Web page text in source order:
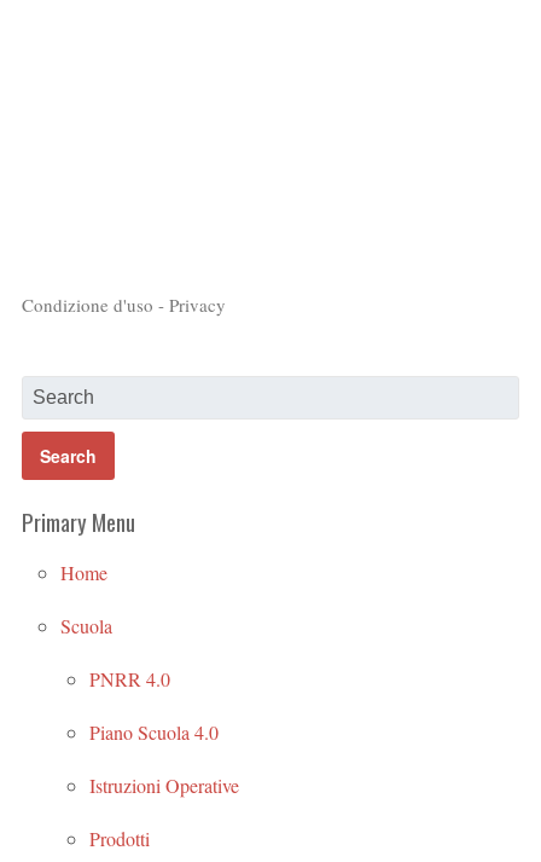
Condizione d'uso - Privacy
Primary Menu
Home
Scuola
PNRR 4.0
Piano Scuola 4.0
Istruzioni Operative
Prodotti